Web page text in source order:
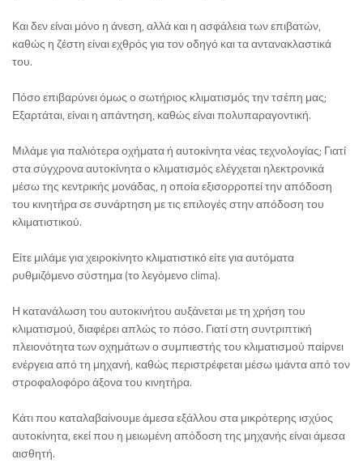
Και δεν είναι μόνο η άνεση, αλλά και η ασφάλεια των επιβατών,
καθώς η ζέστη είναι εχθρός για τον οδηγό και τα αντανακλαστικά
του.
Πόσο επιβαρύνει όμως ο σωτήριος κλιματισμός την τσέπη μας;
Εξαρτάται, είναι η απάντηση, καθώς είναι πολυπαραγοντική.
Μιλάμε για παλιότερα οχήματα ή αυτοκίνητα νέας τεχνολογίας; Γιατί
στα σύγχρονα αυτοκίνητα ο κλιματισμός ελέγχεται ηλεκτρονικά
μέσω της κεντρικής μονάδας, η οποία εξισορροπεί την απόδοση
του κινητήρα σε συνάρτηση με τις επιλογές στην απόδοση του
κλιματιστικού.
Είτε μιλάμε για χειροκίνητο κλιματιστικό είτε για αυτόματα
ρυθμιζόμενο σύστημα (το λεγόμενο clima).
Η κατανάλωση του αυτοκινήτου αυξάνεται με τη χρήση του
κλιματισμού, διαφέρει απλώς το πόσο. Γιατί στη συντριπτική
πλειονότητα των οχημάτων ο συμπιεστής του κλιματισμού παίρνει
ενέργεια από τη μηχανή, καθώς περιστρέφεται μέσω ιμάντα από τον
στροφαλοφόρο άξονα του κινητήρα.
Κάτι που καταλαβαίνουμε άμεσα εξάλλου στα μικρότερης ισχύος
αυτοκίνητα, εκεί που η μειωμένη απόδοση της μηχανής είναι άμεσα
αισθητή.